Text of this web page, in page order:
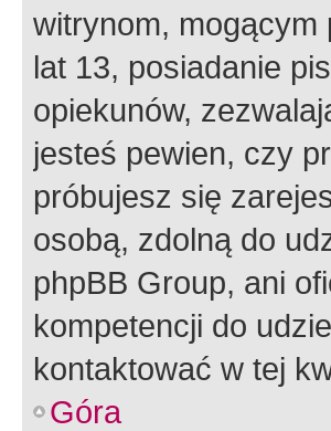
witrynom, mogącym
lat 13, posiadanie
opiekunów,
jesteś pewien, czy
próbujesz się
osobą, zdolną do
phpBB Group, ani
kompetencji do
kontaktować w tej
Góra